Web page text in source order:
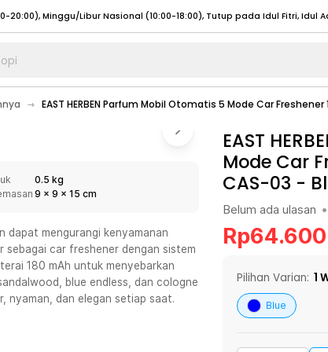
- 20:00), Sabtu - Minggu (08:00 - 20:00), Tutup pada Idul Fitri
Sabtu - Minggu/ Libur Nasional (08:00 - 17:00) Selengkapnya
20:00), Sabtu - Minggu/ Libur Nasional (08:00 - 17:00) Selengkapnya
20:00), Minggu/Libur Nasional (12:00-20:00), Tutup pada Idul Fitri
20:00), Minggu/Libur Nasional (12:00-20:00), Tutup pada Idul Fitri
- 20:00), Sabtu - Minggu (08:00 - 20:00), Tutup pada Idul Fitri
Sabtu - Minggu/ Libur Nasional (08:00 - 17:00) Selengkapnya
EAST HERBEN Parfum Mobil Otomatis 5 Mode Car
0.5 kg
9 x 9 x 15 cm
dapat mengurangi kenyamanan
sebagai car freshener dengan sistem
180 mAh untuk menyebarkan
blue endless, dan cologne
nyaman, dan elegan setiap saat.
EAST
Mode Car
CAS-03 -
Belum ada ulasan •
Rp64.600
Pilihan Varian: 1
Blue